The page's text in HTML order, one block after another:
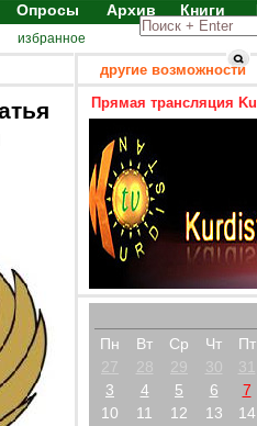
Опросы Архив Книги
избранное
другие возможности
Прямая трансляция
Пн Вт Ср Чт Пт
27
28 29 30 31
3
4 5 6 7
10
11 12 13 14